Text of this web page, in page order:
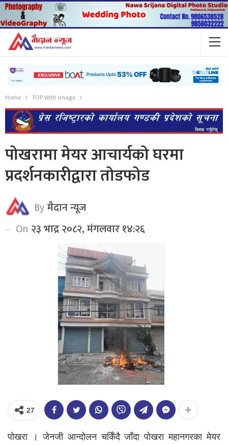
Home TOP With Image
पोखरामा मेयर आचार्यको घरमा
प्रदर्शनकारीद्वारा तोडफोड
Byमैदान न्यूज
On २३ भाद्र २०८२, मंगलवार १४:२६
27
पोखरा । जेनजी आन्दोलन चर्किँदै जाँदा पोखरा महानगरका मेयर